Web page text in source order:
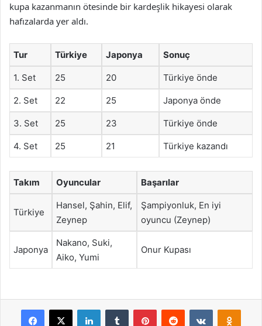
kupa kazanmanın ötesinde bir kardeşlik hikayesi olarak
hafızalarda yer aldı.
Tur Türkiye Japonya Sonuç
1. Set 25 20 Türkiye önde
2. Set 22 25 Japonya önde
3. Set 25 23 Türkiye önde
4. Set 25 21 Türkiye kazandı
Takım Oyuncular Başarılar
Türkiye
Hansel, Şahin, Elif,
Zeynep
Şampiyonluk, En iyi
oyuncu (Zeynep)
Japonya
Nakano, Suki,
Aiko, Yumi
Onur Kupası
Facebook
X LinkedInTumblr PinterestReddit VKontakte